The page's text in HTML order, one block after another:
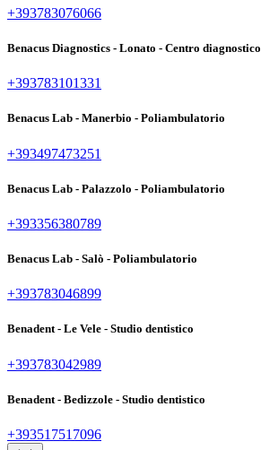
+393783076066
Benacus Diagnostics - Lonato - Centro diagnostico
+393783101331
Benacus Lab - Manerbio - Poliambulatorio
+393497473251
Benacus Lab - Palazzolo - Poliambulatorio
+393356380789
Benacus Lab - Salò - Poliambulatorio
+393783046899
Benadent - Le Vele - Studio dentistico
+393783042989
Benadent - Bedizzole - Studio dentistico
+393517517096